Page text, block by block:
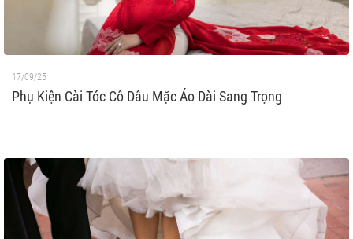
17/09/25
Phụ Kiện Cài Tóc Cô Dâu Mặc Áo Dài Sang Trọng